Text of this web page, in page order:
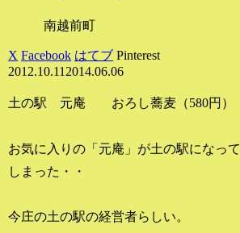
南越前町
X Facebook はてブ Pinterest
2012.10.11 2014.06.06
土の駅 元庵 おろし蕎麦（580円）
お気に入りの「元庵」が土の駅になって
しまった・・
今庄の土の駅の経営者らしい。